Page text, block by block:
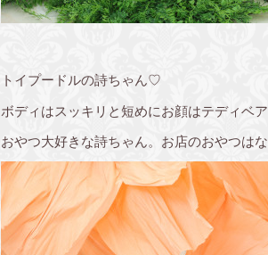
トイプードルの詩ちゃん♡
ボディはスッキリと短めにお顔はテディベ
おやつ大好きな詩ちゃん。お店のおやつは